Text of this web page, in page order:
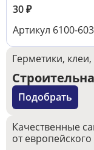
30₽
Артикул 6100-
Герметики,
Подобрать
Качественные
от